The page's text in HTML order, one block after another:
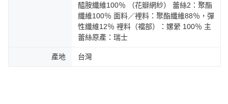
醯胺纖維100％ （花瓣網紗） 蕾絲2：聚酯
纖維100％ 面料／裡料：聚酯纖維88％，彈
性纖維12％ 裡料（襠部）：嫘縈 100％ 主
蕾絲原產：瑞士
產地 台灣